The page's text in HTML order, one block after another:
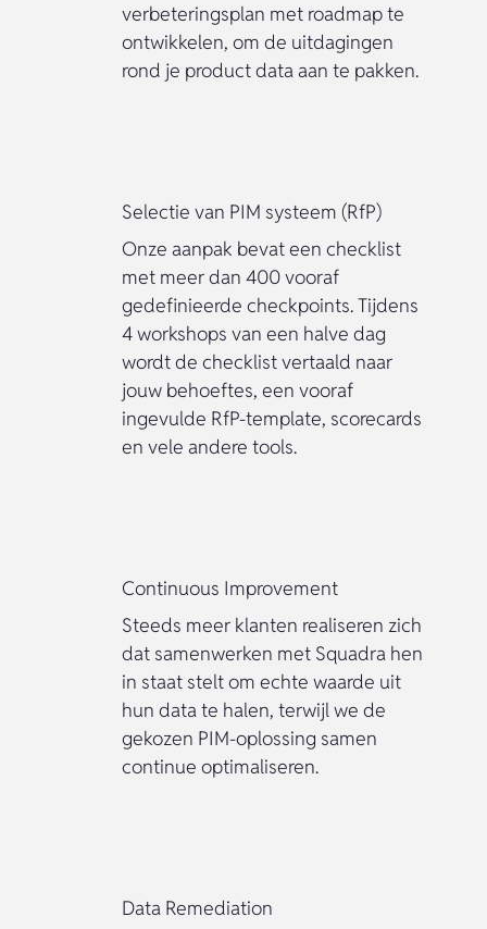
verbeteringsplan met roadmap te
ontwikkelen, om de uitdagingen
rond je product data aan te pakken.
Selectie van PIM systeem (RfP)
Onze aanpak bevat een checklist
met meer dan 400 vooraf
gedefinieerde checkpoints. Tijdens
4 workshops van een halve dag
wordt de checklist vertaald naar
jouw behoeftes, een vooraf
ingevulde RfP-template, scorecards
en vele andere tools.
Continuous Improvement
Steeds meer klanten realiseren zich
dat samenwerken met Squadra hen
in staat stelt om echte waarde uit
hun data te halen, terwijl we de
gekozen PIM-oplossing samen
continue optimaliseren.
Data Remediation